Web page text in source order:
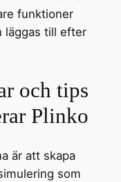
funktioner
läggas till efter
och tips
Plinko
är att skapa
som